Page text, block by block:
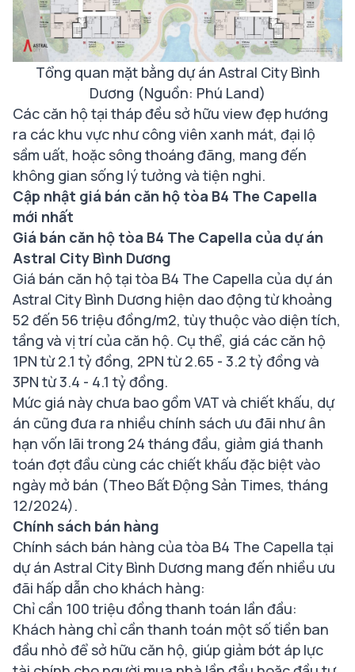
Tổng quan mặt bằng dự án Astral City Bình
Dương (Nguồn: Phú Land)
Các căn hộ tại tháp đều sở hữu view đẹp hướng
ra các khu vực như công viên xanh mát, đại lộ
sầm uất, hoặc sông thoáng đãng, mang đến
không gian sống lý tưởng và tiện nghi.
Cập nhật giá bán căn hộ tòa B4 The Capella
mới nhất
Giá bán căn hộ tòa B4 The Capella của dự án
Astral City Bình Dương
Giá bán căn hộ tại tòa B4 The Capella của dự án
Astral City Bình Dương hiện dao động từ khoảng
52 đến 56 triệu đồng/m2, tùy thuộc vào diện tích,
tầng và vị trí của căn hộ​. Cụ thể, giá các căn hộ
1PN từ 2.1 tỷ đồng, 2PN từ 2.65 - 3.2 tỷ đồng và
3PN từ 3.4 - 4.1 tỷ đồng​.
Mức giá này chưa bao gồm VAT và chiết khấu, dự
án cũng đưa ra nhiều chính sách ưu đãi như ân
hạn vốn lãi trong 24 tháng đầu, giảm giá thanh
toán đợt đầu cùng các chiết khấu đặc biệt vào
ngày mở bán (Theo Bất Động Sản Times, tháng
12/2024).
Chính sách bán hàng
Chính sách bán hàng của tòa B4 The Capella tại
dự án Astral City Bình Dương mang đến nhiều ưu
đãi hấp dẫn cho khách hàng:
Chỉ cần 100 triệu đồng thanh toán lần đầu:
Khách hàng chỉ cần thanh toán một số tiền ban
đầu nhỏ để sở hữu căn hộ, giúp giảm bớt áp lực